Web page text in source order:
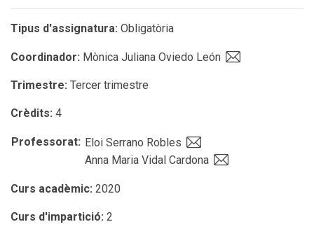
Tipus d'assignatura: Obligatòria
Coordinador: Mònica Juliana Oviedo León
Trimestre: Tercer trimestre
Crèdits: 4
Professorat: Eloi Serrano Robles
Anna Maria Vidal Cardona
Curs acadèmic: 2020
Curs d'impartició: 2